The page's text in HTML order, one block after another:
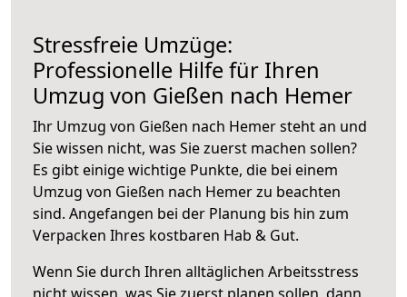
Stressfreie Umzüge:
Professionelle Hilfe für Ihren
Umzug von Gießen nach Hemer
Ihr Umzug von Gießen nach Hemer steht an und
Sie wissen nicht, was Sie zuerst machen sollen?
Es gibt einige wichtige Punkte, die bei einem
Umzug von Gießen nach Hemer zu beachten
sind. Angefangen bei der Planung bis hin zum
Verpacken Ihres kostbaren Hab & Gut.
Wenn Sie durch Ihren alltäglichen Arbeitsstress